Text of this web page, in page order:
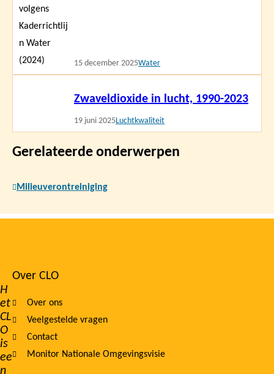
15 december 2025Water
Zwaveldioxide in lucht, 1990-2023
19 juni 2025Luchtkwaliteit
Gerelateerde onderwerpen
Milieuverontreiniging
H
et
CL
O
is
ee
n
Footer
navigation
Over CLO
Over ons
Veelgestelde vragen
Contact
Monitor Nationale Omgevingsvisie